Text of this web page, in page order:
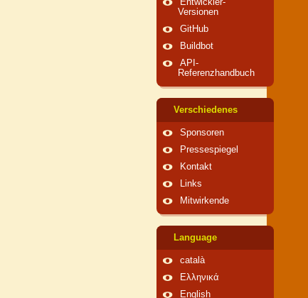
Entwickler-
Versionen
GitHub
Buildbot
API-
Referenzhandbuch
Verschiedenes
Sponsoren
Pressespiegel
Kontakt
Links
Mitwirkende
Language
català
Ελληνικά
English